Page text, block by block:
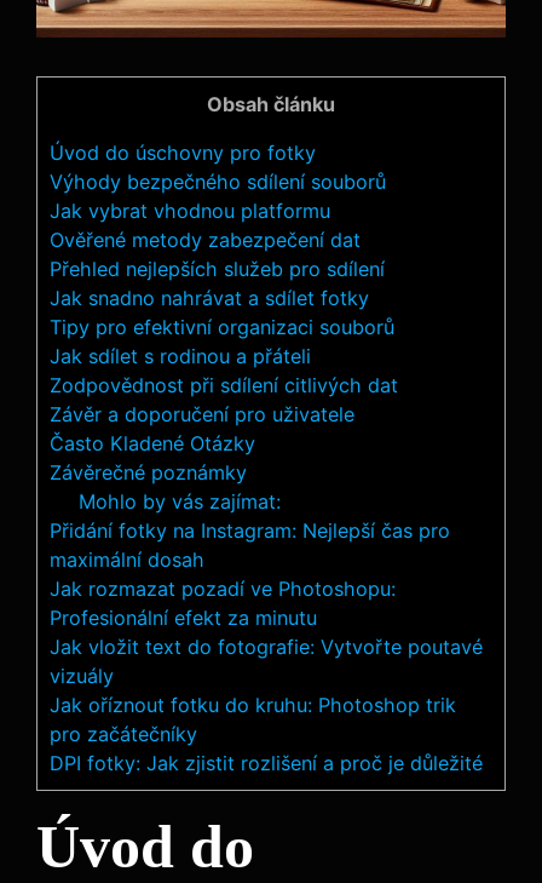
Obsah článku
Úvod do úschovny pro fotky
Výhody bezpečného sdílení souborů
Jak vybrat ⁢vhodnou platformu
Ověřené metody zabezpečení dat
Přehled nejlepších služeb pro sdílení
Jak snadno nahrávat⁣ a sdílet fotky
Tipy pro ⁤efektivní organizaci souborů
Jak sdílet s rodinou a přáteli
Zodpovědnost při sdílení ⁣citlivých dat
Závěr a doporučení pro uživatele
Často Kladené Otázky
Závěrečné poznámky
Mohlo by vás zajímat:
Přidání fotky na Instagram: Nejlepší čas pro
maximální dosah
Jak rozmazat pozadí ve Photoshopu:
Profesionální efekt za minutu
Jak vložit text do fotografie: Vytvořte poutavé
vizuály
Jak oříznout fotku do kruhu: Photoshop trik
pro začátečníky
DPI fotky: Jak zjistit rozlišení a proč je důležité
Úvod do